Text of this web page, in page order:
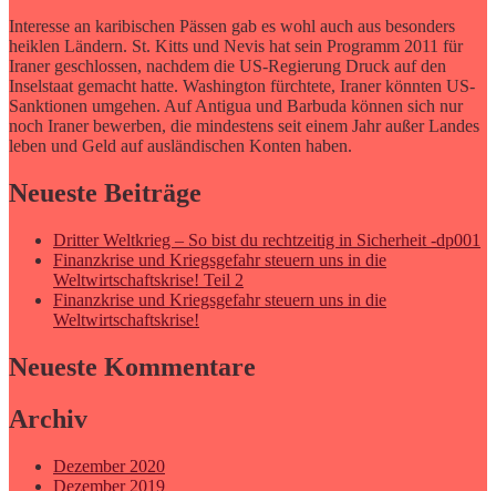
Interesse an karibischen Pässen gab es wohl auch aus besonders
heiklen Ländern. St. Kitts und Nevis hat sein Programm 2011 für
Iraner geschlossen, nachdem die US-Regierung Druck auf den
Inselstaat gemacht hatte. Washington fürchtete, Iraner könnten US-
Sanktionen umgehen. Auf Antigua und Barbuda können sich nur
noch Iraner bewerben, die mindestens seit einem Jahr außer Landes
leben und Geld auf ausländischen Konten haben.
Neueste Beiträge
Dritter Weltkrieg – So bist du rechtzeitig in Sicherheit -dp001
Finanzkrise und Kriegsgefahr steuern uns in die
Weltwirtschaftskrise! Teil 2
Finanzkrise und Kriegsgefahr steuern uns in die
Weltwirtschaftskrise!
Neueste Kommentare
Archiv
Dezember 2020
Dezember 2019